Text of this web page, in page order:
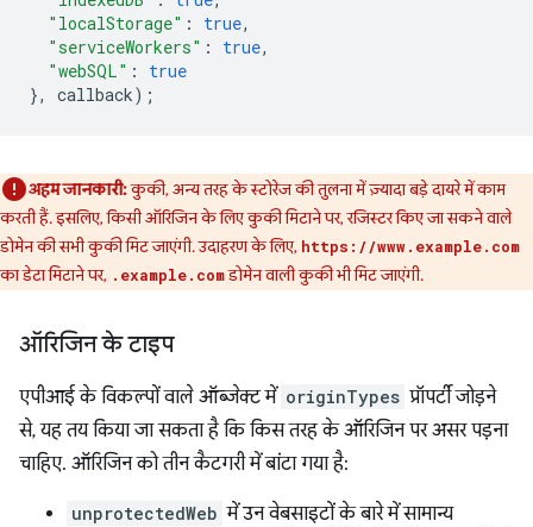
"localStorage" : true,
"serviceWorkers" : true,
"webSQL" :
true
},
callback);
अहम जानकारी:कुकी, अन्य तरह के स्टोरेज की तुलना में ज़्यादा बड़े दायरे में काम
करती हैं. इसलिए, किसी ऑरिजिन के लिए कुकी मिटाने पर, रजिस्टर किए जा सकने वाले
डोमेन की सभी कुकी मिट जाएंगी. उदाहरण के लिए, https://www.example.com
का डेटा मिटाने पर, .example.comडोमेन वाली कुकी भी मिट जाएंगी.
ऑरिजिन के टाइप
एपीआई के विकल्पों वाले ऑब्जेक्ट में originTypes प्रॉपर्टी जोड़ने
से, यह तय किया जा सकता है कि किस तरह के ऑरिजिन पर असर पड़ना
चाहिए. ऑरिजिन को तीन कैटगरी में बांटा गया है:
unprotectedWeb में उन वेबसाइटों के बारे में सामान्य